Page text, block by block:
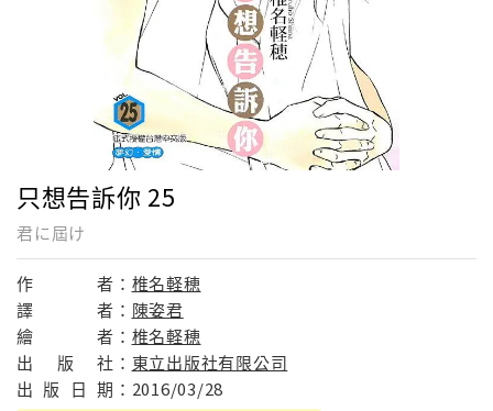
只想告訴你 25
君に屆け
作 者： 椎名軽穂
譯
者： 陳姿君
繪
者： 椎名軽穂
出
版 社： 東立出版社有限公司
出 版 日 期： 2016/03/28